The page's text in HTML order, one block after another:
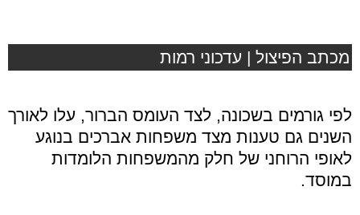
מכתב הפיצול | עדכוני רמות
לפי גורמים בשכונה, לצד העומס הברור, עלו לאורך
השנים גם טענות מצד משפחות אברכים בנוגע
לאופי הרוחני של חלק מהמשפחות הלומדות
במוסד.